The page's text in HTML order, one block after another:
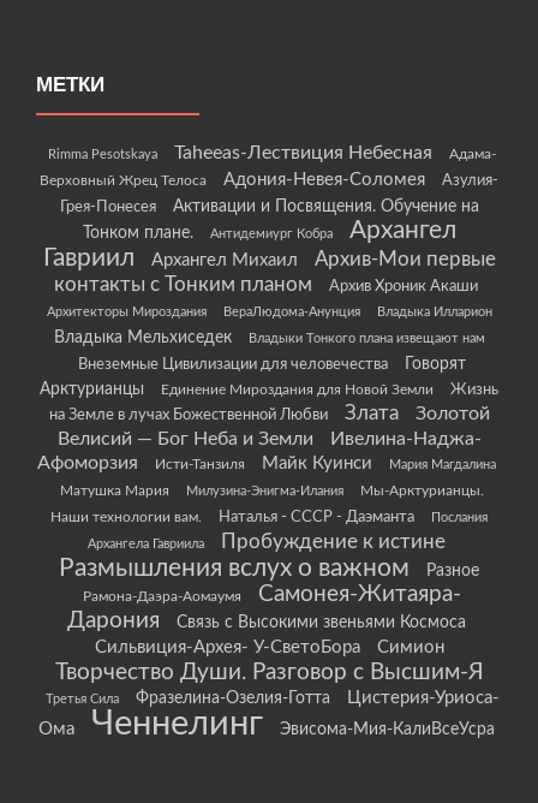
МЕТКИ
Rimma Pesotskaya Taheeas-Лествиция Небесная
Адама-
Верховный Жрец Телоса
Адония-Невея-Соломея
Азулия-
Грея-Понесея
Активации и Посвящения. Обучение на
Тонком плане.
Антидемиург Кобра
Архангел
Гавриил
Архангел Михаил
Архив-Мои первые
контакты с Тонким планом
Архив Хроник Акаши
Архитекторы Мироздания ВераЛюдома-Анунция Владыка Илларион
Владыка Мельхиседек Владыки Тонкого плана извещают нам
Внеземные Цивилизации для человечества
Говорят
Арктурианцы
Единение Мироздания для Новой Земли
Жизнь
на Земле в лучах Божественной Любви
Злата
Золотой
Велисий — Бог Неба и Земли
Ивелина-Наджа-
Афоморзия
Исти-Танзиля Майк Куинси Мария Магдалина
Матушка Мария Милузина-Энигма-Илания
Мы-Арктурианцы.
Наши технологии вам.
Наталья - СССР - Даэманта
Послания
Архангела Гавриила
Пробуждение к истине
Размышления вслух о важном Разное
Рамона-Даэра-Аомаумя
Самонея-Житаяра-
Дарония
Связь с Высокими звеньями Космоса
Сильвиция-Архея- У-СветоБора Симион
Творчество Души. Разговор с Высшим-Я
Третья Сила Фразелина-Озелия-Готта
Цистерия-Уриоса-
Ома
Ченнелинг Эвисома-Мия-КалиВсеУсра